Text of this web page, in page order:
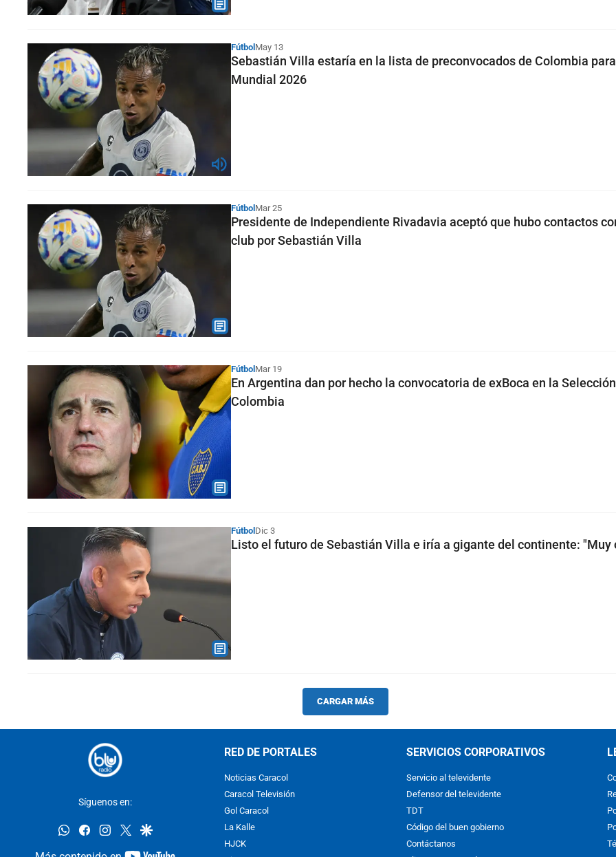
Fútbol May 13
Sebastián Villa estaría en la lista de preconvocados de Colombia
Mundial 2026
Fútbol Mar 25
Presidente de Independiente Rivadavia aceptó que hubo contactos
club por Sebastián Villa
Fútbol Mar 19
En Argentina dan por hecho la convocatoria de exBoca en la Selección
Colombia
FútbolDic 3
Listo el futuro de Sebastián Villa e iría a gigante del continente: "Muy
CARGAR MÁS
Síguenos en:
whatsappfacebookinstagram
twittergoogle
RED DE PORTALES
Noticias Caracol
Caracol Televisión
Gol Caracol
La Kalle
HJCK
SERVICIOS CORPORATIVOS
Servicio al televidente
Defensor del televidente
TDT
Código del buen gobierno
Contáctanos